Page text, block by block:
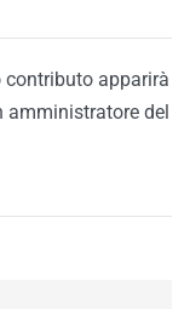
apparirà
amministratore del